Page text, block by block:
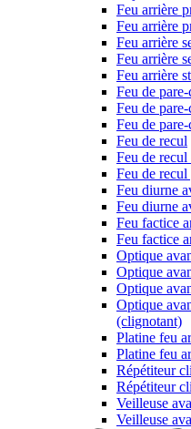
Feu arrière
Feu arrière
Feu arrière
Feu arrière
Feu arrière
Feu de
Feu de
Feu de
Feu de recul
Feu de
Feu de recul
Feu diurne
Feu diurne
Feu factice
Feu factice
Optique
Optique
Optique
Optique
(clignotant)
Platine feu
Platine feu
Répétiteur
Répétiteur
Veilleuse
Veilleuse